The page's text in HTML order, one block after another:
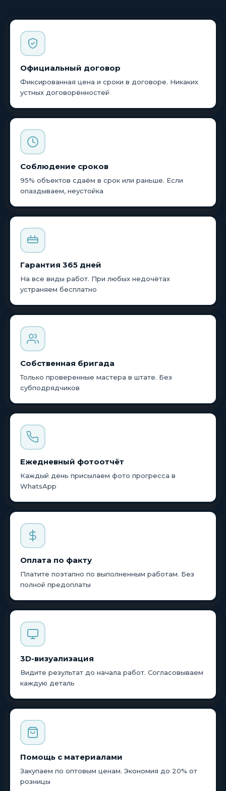
Официальный договор
Фиксированная цена и сроки в договоре. Никаких
устных договорённостей
Соблюдение сроков
95% объектов сдаём в срок или раньше. Если
опаздываем, неустойка
Гарантия 365 дней
На все виды работ. При любых недочётах
устраняем бесплатно
Собственная бригада
Только проверенные мастера в штате. Без
субподрядчиков
Ежедневный фотоотчёт
Каждый день присылаем фото прогресса в
WhatsApp
Оплата по факту
Платите поэтапно по выполненным работам. Без
полной предоплаты
3D-визуализация
Видите результат до начала работ. Согласовываем
каждую деталь
Помощь с материалами
Закупаем по оптовым ценам. Экономия до 20% от
розницы